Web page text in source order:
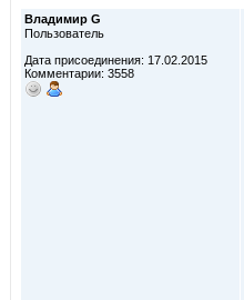
Владимир G
Пользователь
Дата присоединения: 17.02.2015
Комментарии: 3558